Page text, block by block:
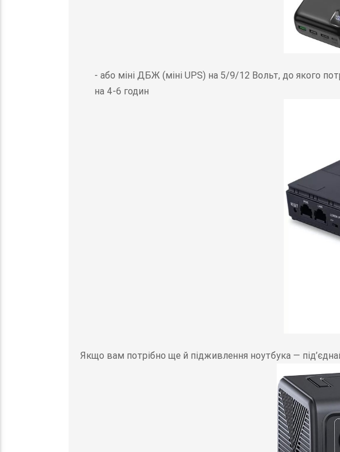
- або міні ДБЖ (міні UPS) на 5/9/12 Вольт, до якого
на 4-6 годин
Якщо вам потрібно ще й підживлення ноутбука —